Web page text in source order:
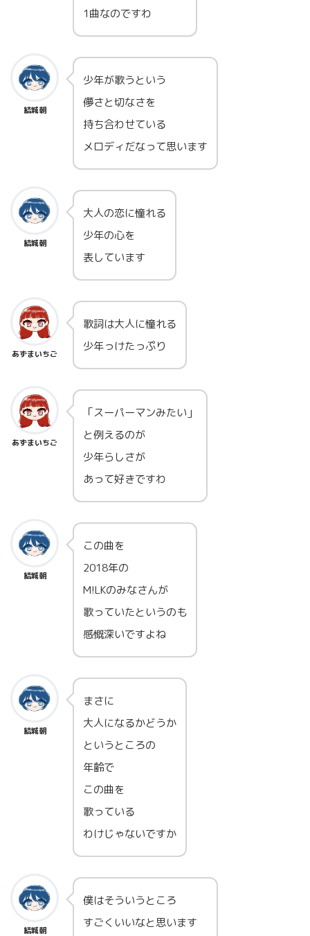
1曲なのですわ
結城朝
少年が歌うという
儚さと切なさを
持ち合わせている
メロディだなって思います
結城朝
大人の恋に憧れる
少年の心を
表しています
あずまいちご
歌詞は大人に憧れる
少年っけたっぷり
あずまいちご
「スーパーマンみたい」
と例えるのが
少年らしさが
あって好きですわ
結城朝
この曲を
2018年の
M!LKのみなさんが
歌っていたというのも
感慨深いですよね
結城朝
まさに
大人になるかどうか
というところの
年齢で
この曲を
歌っている
わけじゃないですか
結城朝
僕はそういうところ
すごくいいなと思います